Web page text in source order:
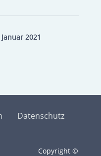
2021
Copyright ©
Datenschutz